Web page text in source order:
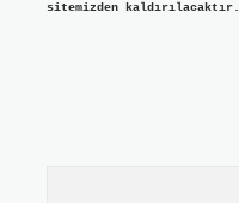
sitemizden kaldırılacaktır.